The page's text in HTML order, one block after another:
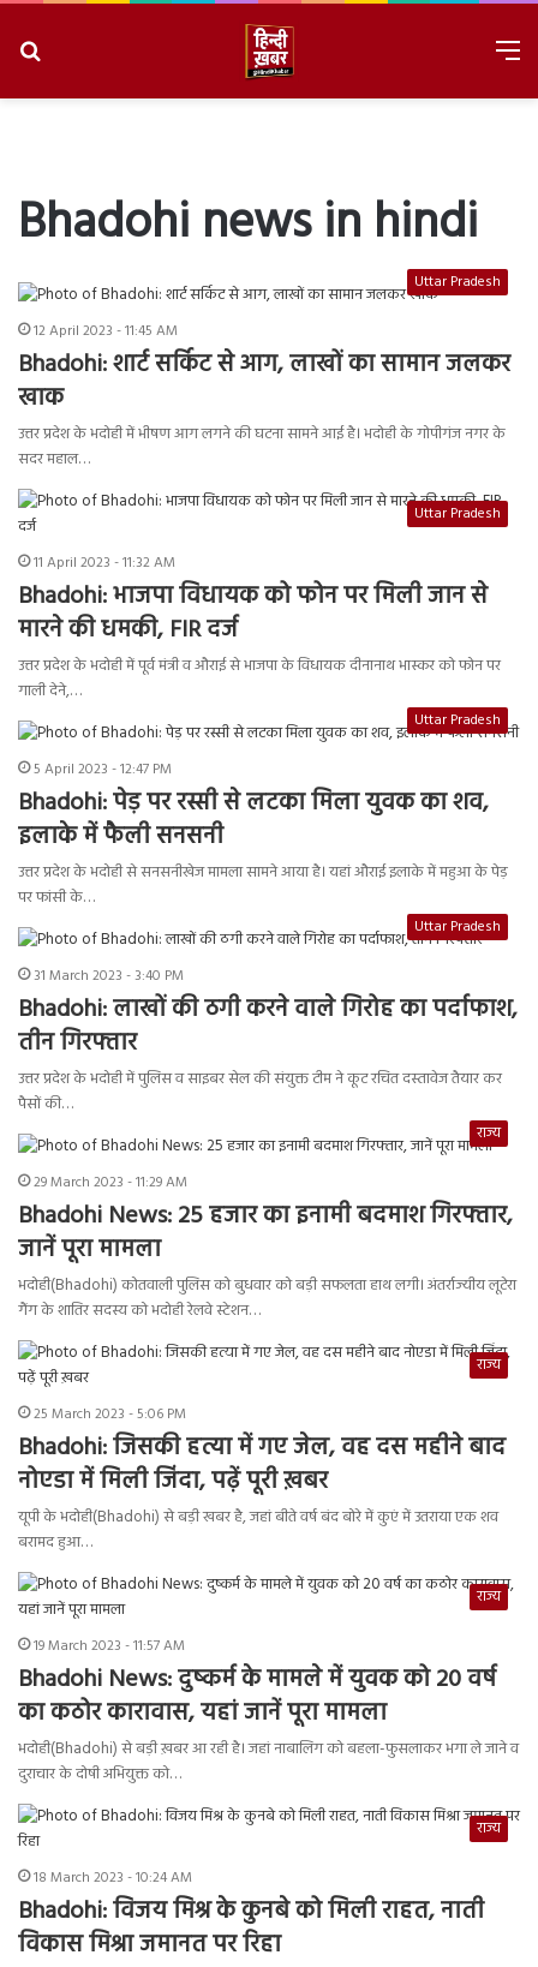
Bhadohi news in hindi
Uttar Pradesh
12 April 2023 - 11:45 AM
Bhadohi: शार्ट सर्किट से आग, लाखों का सामान जलकर
खाक
उत्तर प्रदेश के भदोही में भीषण आग लगने की घटना सामने आई है। भदोही के गोपीगंज नगर के
सदर महाल…
Uttar Pradesh
11 April 2023 - 11:32 AM
Bhadohi: भाजपा विधायक को फोन पर मिली जान से
मारने की धमकी, FIR दर्ज
उत्तर प्रदेश के भदोही में पूर्व मंत्री व औराई से भाजपा के विधायक दीनानाथ भास्कर को फोन पर
गाली देने,…
Uttar Pradesh
5 April 2023 - 12:47 PM
Bhadohi: पेड़ पर रस्सी से लटका मिला युवक का शव,
इलाके में फैली सनसनी
उत्तर प्रदेश के भदोही से सनसनीखेज मामला सामने आया है। यहां औराई इलाके में महुआ के पेड़
पर फांसी के…
Uttar Pradesh
31 March 2023 - 3:40 PM
Bhadohi: लाखों की ठगी करने वाले गिरोह का पर्दाफाश,
तीन गिरफ्तार
उत्तर प्रदेश के भदोही में पुलिस व साइबर सेल की संयुक्त टीम ने कूट रचित दस्तावेज तैयार कर
पैसों की…
राज्य
29 March 2023 - 11:29 AM
Bhadohi News: 25 हजार का इनामी बदमाश गिरफ्तार,
जानें पूरा मामला
भदोही(Bhadohi) कोतवाली पुलिस को बुधवार को बड़ी सफलता हाथ लगी। अंतर्राज्यीय लूटेरा
गैंग के शातिर सदस्य को भदोही रेलवे स्टेशन…
राज्य
25 March 2023 - 5:06 PM
Bhadohi: जिसकी हत्या में गए जेल, वह दस महीने बाद
नोएडा में मिली जिंदा, पढ़ें पूरी ख़बर
यूपी के भदोही(Bhadohi) से बड़ी खबर है, जहां बीते वर्ष बंद बोरे में कुएं में उतराया एक शव
बरामद हुआ…
राज्य
19 March 2023 - 11:57 AM
Bhadohi News: दुष्कर्म के मामले में युवक को 20 वर्ष
का कठोर कारावास, यहां जानें पूरा मामला
भदोही(Bhadohi) से बड़ी ख़बर आ रही है। जहां नाबालिग को बहला-फुसलाकर भगा ले जाने व
दुराचार के दोषी अभियुक्त को…
राज्य
18 March 2023 - 10:24 AM
Bhadohi: विजय मिश्र के कुनबे को मिली राहत, नाती
विकास मिश्रा जमानत पर रिहा